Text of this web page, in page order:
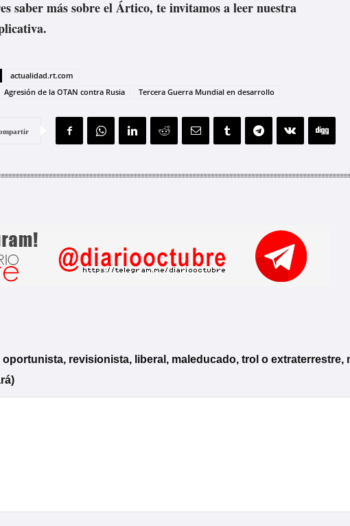
saber más sobre el Ártico, te invitamos a leer nuestra
actualidad.rt.com
Agresión de la OTAN contra Rusia Tercera Guerra Mundial en desarrollo
oportunista, revisionista, liberal, maleducado, trol o extraterrestre,